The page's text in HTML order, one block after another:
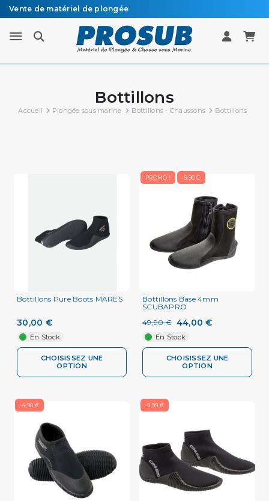
Livraison sous 48h à 72h en colissimo recommandé
Bottillons
Accueil Plongée sous marine Bottillons - Chaussons Bottillons
Bottillons Pure Boots MARES
30,00 €
En Stock
CHOISISSEZ UNE
OPTION
PROMO ! -5,90 €
Bottillons Base 4mm
SCUBAPRO
49,90 € 44,00 €
En Stock
CHOISISSEZ UNE
OPTION
-4,90 € -9,99 €